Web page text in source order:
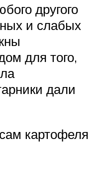
другого
и слабых
для того,
дали
картофеля